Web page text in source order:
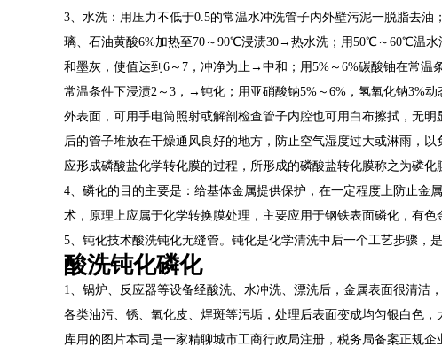
3、水洗：用压力不低于0.5的常温水冲洗管子内外壁污泥一脱脂去
璃、石油黄酸6%加热至70～90℃浸渍30→热水洗；用50℃～60℃温
和墨灰，使值达到6～7，冲净为止→中和；用5%～6%碳酸铀在常
常温条件下浸渍2～3，→钝化；用亚硝酸钠5%～6%，氢氧化钠
外表面，可用手电筒照射或解剖检查管子内腔也可用白布擦拭，无
后的管子堆放在干燥通风良好的地方，防止空气湿度过大或淋雨，
应形成磷酸盐化学转化膜的过程，所形成的磷酸盐转化膜称之为磷化
4、磷化的目的主要是：给基体金属提供保护，在一定程度上防止金
术，原理上应属于化学转换膜处理，主要应用于钢铁表面磷化，有色
5、钝化技术酸洗钝化无缝管。钝化是化学清洗中后一个工艺步骤，
酸洗钝化磷化
1、锅炉、反应器等设备经酸洗、水冲洗、漂洗后，金属表面很清
各类油污、锈、氧化皮、焊斑等污垢，处理后表面变成均匀银白色
库用的图片本司是一家精聊城市工商行政局注册，税务局备案正规企